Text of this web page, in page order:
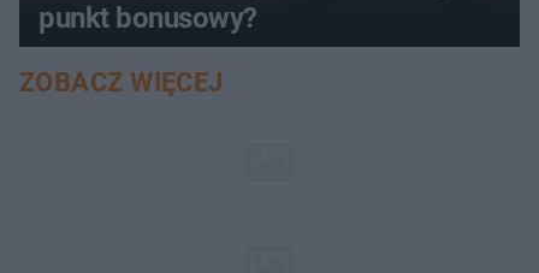
punkt bonusowy?
ZOBACZ WIĘCEJ